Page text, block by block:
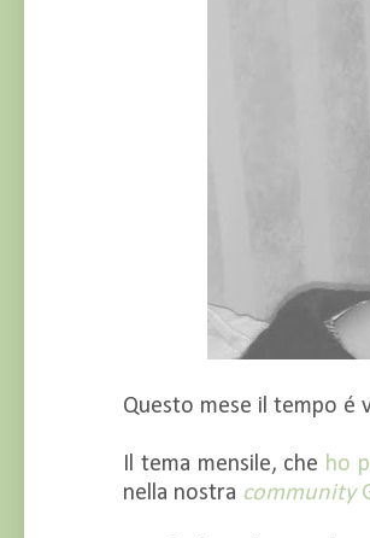
Questo mese il tempo é
Il tema mensile, che ho
nella nostra community